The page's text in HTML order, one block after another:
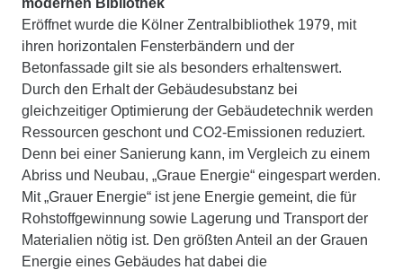
modernen Bibliothek
Eröffnet wurde die Kölner Zentralbibliothek 1979, mit
ihren horizontalen Fensterbändern und der
Betonfassade gilt sie als besonders erhaltenswert.
Durch den Erhalt der Gebäudesubstanz bei
gleichzeitiger Optimierung der Gebäudetechnik werden
Ressourcen geschont und CO2-Emissionen reduziert.
Denn bei einer Sanierung kann, im Vergleich zu einem
Abriss und Neubau, „Graue Energie“ eingespart werden.
Mit „Grauer Energie“ ist jene Energie gemeint, die für
Rohstoffgewinnung sowie Lagerung und Transport der
Materialien nötig ist. Den größten Anteil an der Grauen
Energie eines Gebäudes hat dabei die